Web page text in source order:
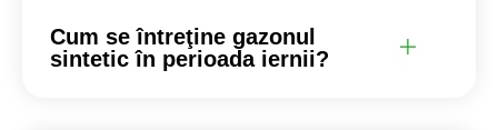
Cum se întreţine gazonul
sintetic în perioada iernii?